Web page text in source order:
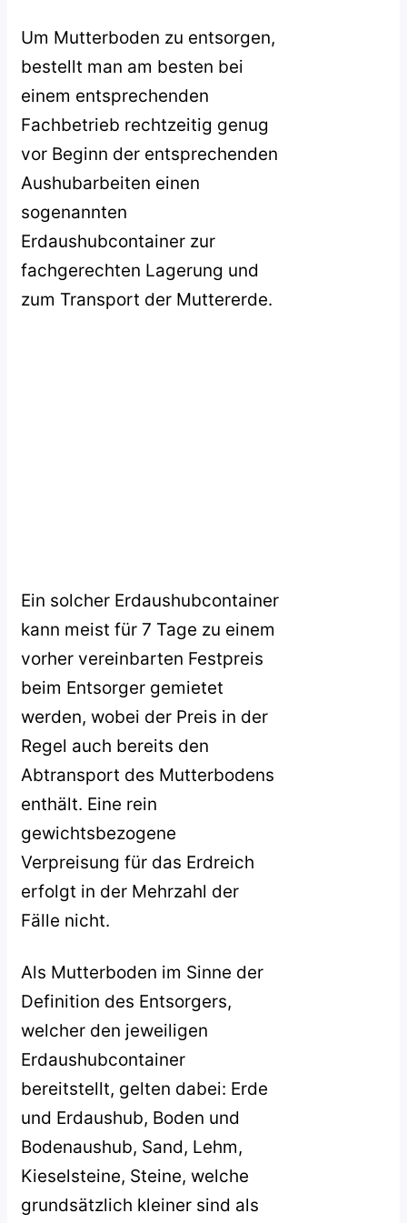
Um Mutterboden zu entsorgen,
bestellt man am besten bei
einem entsprechenden
Fachbetrieb rechtzeitig genug
vor Beginn der entsprechenden
Aushubarbeiten einen
sogenannten
Erdaushubcontainer zur
fachgerechten Lagerung und
zum Transport der Muttererde.
Ein solcher Erdaushubcontainer
kann meist für 7 Tage zu einem
vorher vereinbarten Festpreis
beim Entsorger gemietet
werden, wobei der Preis in der
Regel auch bereits den
Abtransport des Mutterbodens
enthält. Eine rein
gewichtsbezogene
Verpreisung für das Erdreich
erfolgt in der Mehrzahl der
Fälle nicht.
Als Mutterboden im Sinne der
Definition des Entsorgers,
welcher den jeweiligen
Erdaushubcontainer
bereitstellt, gelten dabei: Erde
und Erdaushub, Boden und
Bodenaushub, Sand, Lehm,
Kieselsteine, Steine, welche
grundsätzlich kleiner sind als